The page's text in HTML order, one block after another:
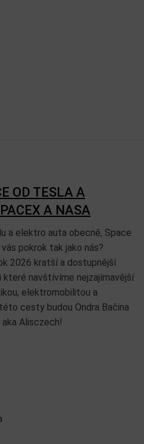
OD TESLA A
A NASA
a elektro auta obecně, Space
pokrok tak jako nás?
2026 kratší a dostupnější
které navštívíme nejzajímavější
elektromobilitou a
cesty budou Ondra Bačina
aka Alisczech!